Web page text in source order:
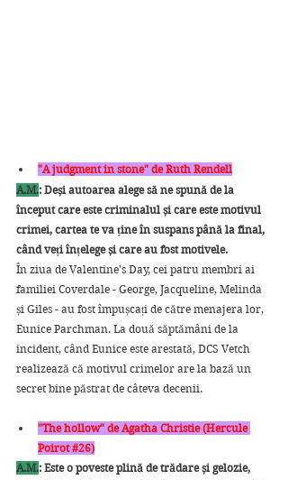
"A judgment in stone" de Ruth Rendell
A.M.: Deși autoarea alege să ne spună de la
început care este criminalul și care este motivul
crimei, cartea te va ține în suspans până la final,
când veți înțelege și care au fost motivele.
În ziua de Valentine's Day, cei patru membri ai
familiei Coverdale - George, Jacqueline, Melinda
și Giles - au fost împușcați de către menajera lor,
Eunice Parchman. La două săptămâni de la
incident, când Eunice este arestată, DCS Vetch
realizează că motivul crimelor are la bază un
secret bine păstrat de câteva decenii.
"The hollow" de Agatha Christie (Hercule
Poirot #26)
A.M.: Este o poveste plină de trădare și gelozie,